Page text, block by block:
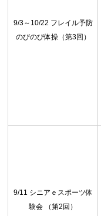
9/3～10/22 フレイル予防
のびのび体操（第3回）
9/11 シニアｅスポーツ体
験会 （第2回）